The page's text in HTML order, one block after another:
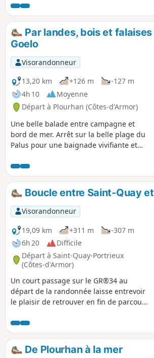
immerger dans ses vallées verdoyantes.
patrimoniale et tranquillité des paysages
parcours dévoile toute la diversité et la
briochine ! Variante possible par le parc
Rohannec'h.
Par landes, bois et
Goelo
Visorandonneur
13,20 km
+126 m
-127 m
4h 10
Moyenne
Départ à Plourhan (Côtes-d'Armor)
Une belle balade entre campagne et
bord de mer. Arrêt sur la belle plage du
Palus pour une baignade vivifiante et
Boucle entre Saint-Quay
Visorandonneur
19,09 km
+311 m
-307 m
6h 20
Difficile
Départ à Saint-Quay-Portrieux
(Côtes-d'Armor)
Un court passage sur le GR®34 au
départ de la randonnée laisse entrevoir
le plaisir de retrouver en fin de parcours
changeants au fil des marées. Entre
deux, on chemine un peu plus dans les
terres, le long des petits fleuves côtiers
ou en empruntant l'ancienne voie ferrée
De Plourhan à la mer